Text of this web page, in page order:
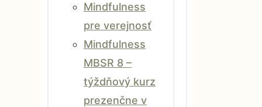
Mindfulness
pre verejnosť
Mindfulness
MBSR 8 –
týždňový kurz
prezenčne v